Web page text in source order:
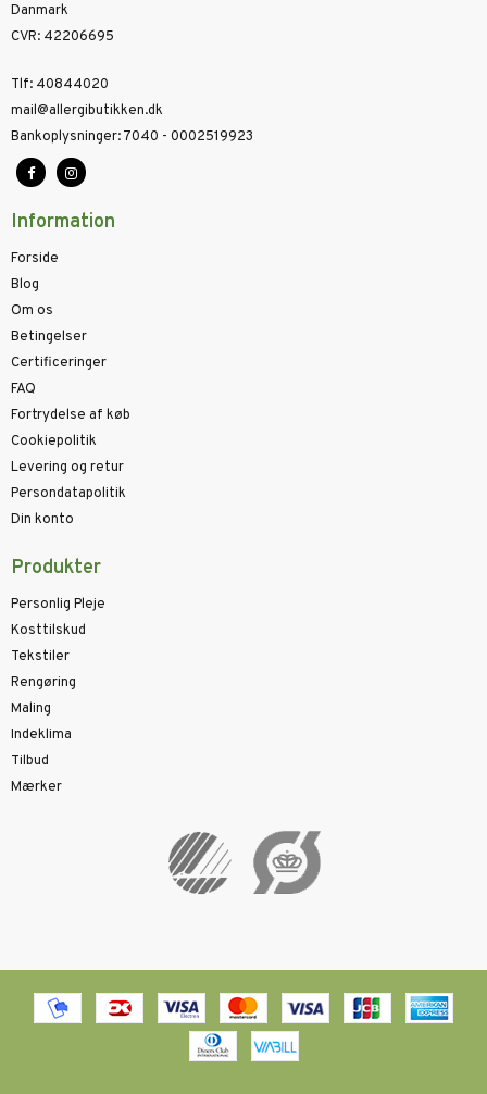
Danmark
CVR: 42206695
Tlf: 40844020
mail@allergibutikken.dk
Bankoplysninger:7040 - 0002519923
Information
Forside
Blog
Om os
Betingelser
Certificeringer
FAQ
Fortrydelse af køb
Cookiepolitik
Levering og retur
Persondatapolitik
Din konto
Produkter
Personlig Pleje
Kosttilskud
Tekstiler
Rengøring
Maling
Indeklima
Tilbud
Mærker